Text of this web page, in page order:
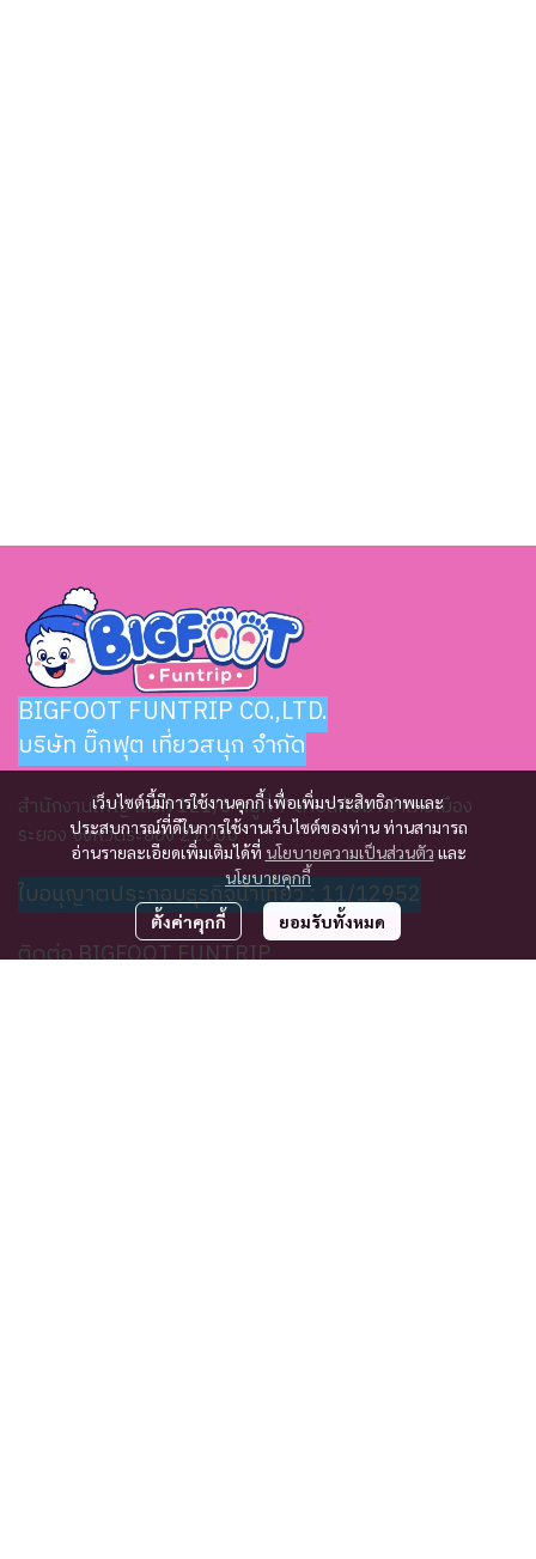
เว็บไซต์นี้มีการใช้งานคุกกี้ เพื่อเพิ่มประสิทธิภาพและ
ประสบการณ์ที่ดีในการใช้งานเว็บไซต์ของท่าน ท่านสามารถ
อ่านรายละเอียดเพิ่มเติมได้ที่ นโยบายความเป็นส่วนตัว และ
นโยบายคุกกี้
ตั้งค่าคุกกี้ ยอมรับทั้งหมด
BIGFOOT FUNTRIP CO.,LTD.
บริษัท บิ๊กฟุต เที่ยวสนุก จำกัด
สำนักงานใหญ่ เลขที่ 121/6 หมู่ที่ 7 ตำบลทับมา อำเภอเมือง
ระยอง จังหวัดระยอง 21000
ใบอนุญาตประกอบธุรกิจนำเที่ยว : 11/12952
ติดต่อ BIGFOOT FUNTRIP